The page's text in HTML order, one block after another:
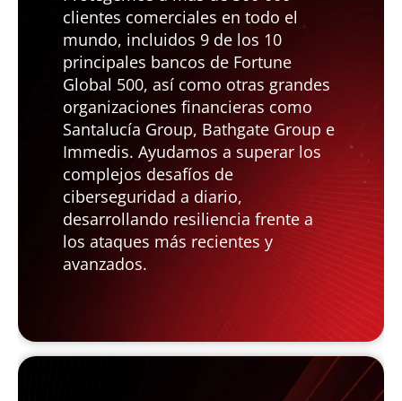
clientes comerciales en todo el
mundo, incluidos 9 de los 10
principales bancos de Fortune
Global 500, así como otras grandes
organizaciones financieras como
Santalucía Group, Bathgate Group e
Immedis. Ayudamos a superar los
complejos desafíos de
ciberseguridad a diario,
desarrollando resiliencia frente a
los ataques más recientes y
avanzados.
Open On A New Tab